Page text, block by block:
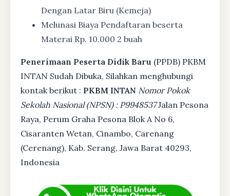
Dengan Latar Biru (Kemeja)
Melunasi Biaya Pendaftaran beserta
Materai Rp. 10.000 2 buah
Penerimaan Peserta Didik Baru (PPDB) PKBM
INTAN Sudah Dibuka, Silahkan menghubungi
kontak berikut : PKBM INTAN Nomor Pokok
Sekolah Nasional (NPSN) : P9948537Jalan Pesona
Raya, Perum Graha Pesona Blok A No 6,
Cisaranten Wetan, Cinambo, Carenang
(Cerenang), Kab. Serang, Jawa Barat 40293,
Indonesia